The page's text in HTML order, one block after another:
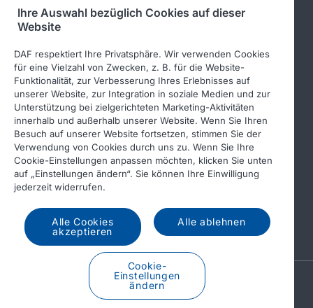
Folgen Sie uns
© 2026 DAF
Rechtlicher Hinweis
Datenschutzerklärung
DAF und Cookies
Income Tax Report
A PACCAR COMPANY
DRIVEN BY QUALITY
Ihre Auswahl bezüglich Cookies auf dieser
Website
DAF respektiert Ihre Privatsphäre. Wir verwenden Cookies
für eine Vielzahl von Zwecken, z. B. für die Website-
Funktionalität, zur Verbesserung Ihres Erlebnisses auf
unserer Website, zur Integration in soziale Medien und zur
Unterstützung bei zielgerichteten Marketing-Aktivitäten
innerhalb und außerhalb unserer Website. Wenn Sie Ihren
Besuch auf unserer Website fortsetzen, stimmen Sie der
Verwendung von Cookies durch uns zu. Wenn Sie Ihre
Cookie-Einstellungen anpassen möchten, klicken Sie unten
auf „Einstellungen ändern“. Sie können Ihre Einwilligung
jederzeit widerrufen.
Alle Cookies
akzeptieren
Alle ablehnen
Cookie-
Einstellungen
ändern